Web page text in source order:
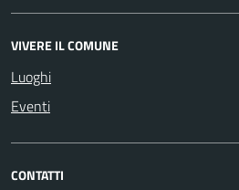
VIVERE IL COMUNE
Luoghi
Eventi
CONTATTI